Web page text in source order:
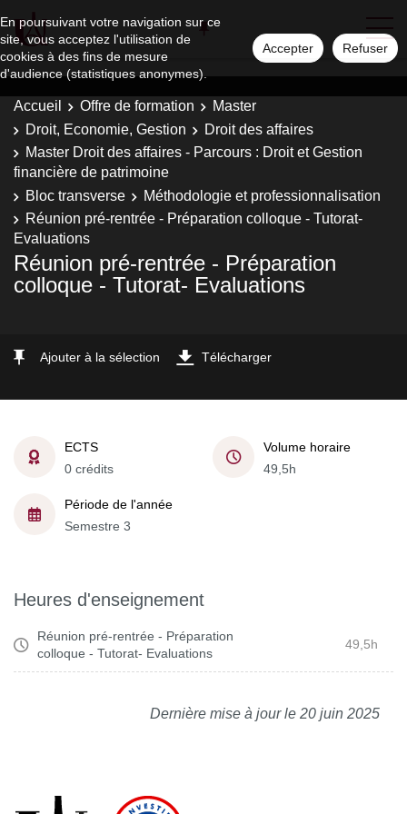
En poursuivant votre navigation sur ce
site, vous acceptez l'utilisation de
cookies à des fins de mesure
d'audience (statistiques anonymes).
Accepter Refuser
Accueil Offre de formation
Master
Droit, Economie, Gestion
Droit des affaires
Master Droit des affaires - Parcours : Droit et Gestion
financière de patrimoine
Bloc transverse
Méthodologie et professionnalisation
Réunion pré-rentrée - Préparation colloque - Tutorat-
Evaluations
Réunion pré-rentrée - Préparation
colloque - Tutorat- Evaluations
Ajouter à la sélection Télécharger
ECTS
0 crédits
Volume horaire
49,5h
Période de l'année
Semestre 3
Heures d'enseignement
Réunion pré-rentrée - Préparation
colloque - Tutorat- Evaluations
49,5h
Dernière mise à jour le 20 juin 2025